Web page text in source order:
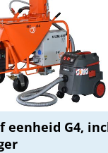
eenheid G4,